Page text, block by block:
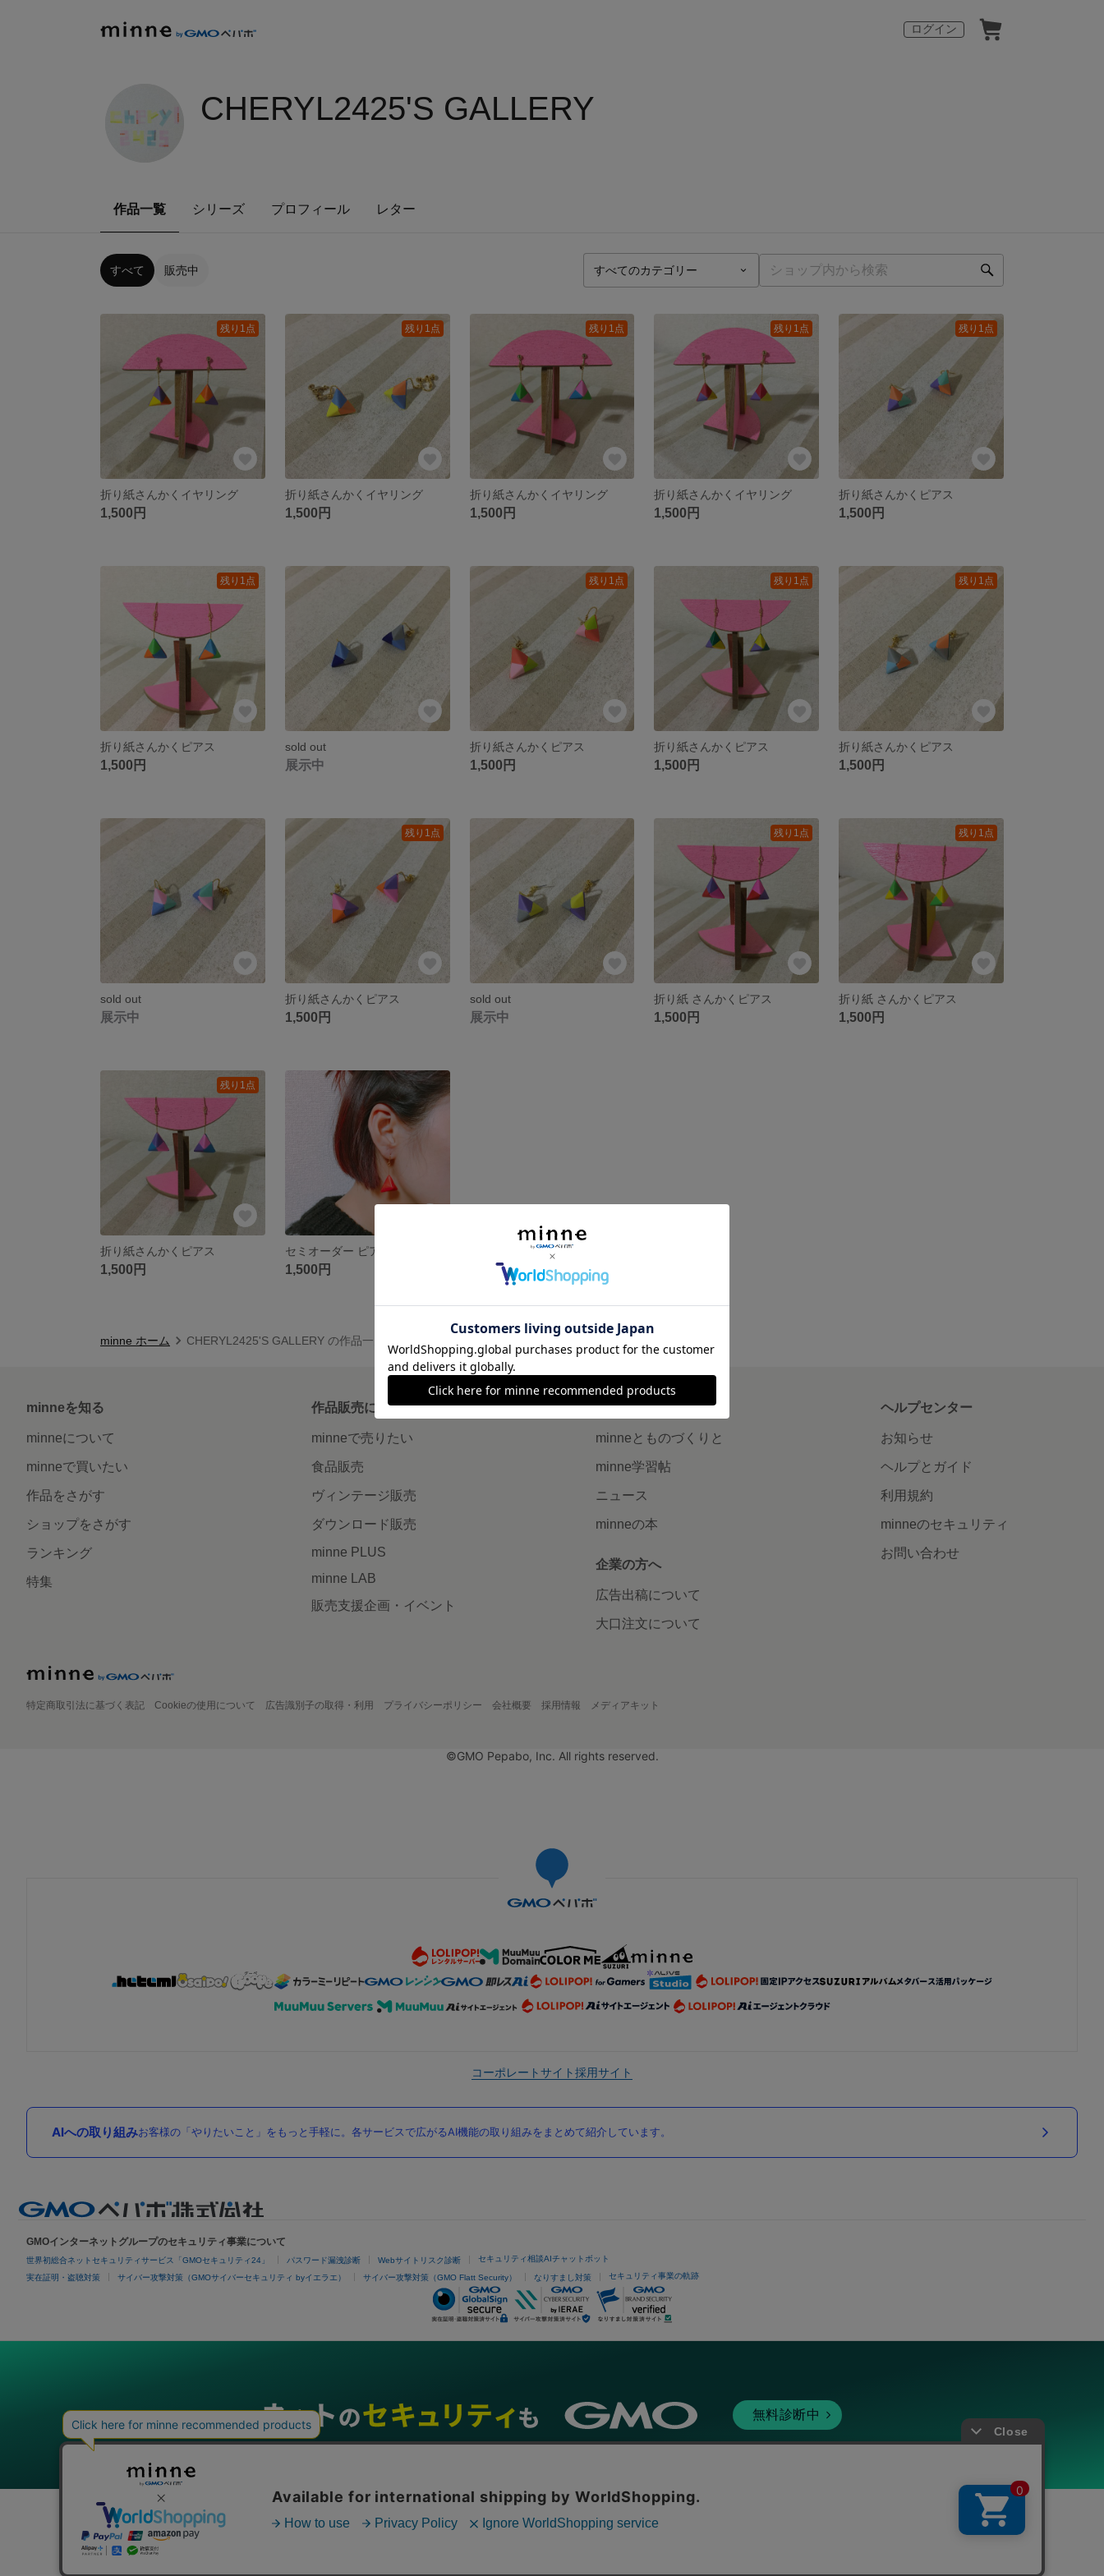
ログイン
CHERYL2425'S GALLERY
作品一覧 シリーズ プロフィール レター
すべて 販売中
残り1点
折り紙さんかくイヤリング
1,500円
残り1点
折り紙さんかくイヤリング
1,500円
残り1点
折り紙さんかくイヤリング
1,500円
残り1点
折り紙さんかくイヤリング
1,500円
残り1点
折り紙さんかくピアス
1,500円
残り1点
折り紙さんかくピアス
1,500円
sold out
展示中
残り1点
折り紙さんかくピアス
1,500円
残り1点
折り紙さんかくピアス
1,500円
残り1点
折り紙さんかくピアス
1,500円
sold out
展示中
残り1点
折り紙さんかくピアス
1,500円
sold out
展示中
残り1点
折り紙 さんかくピアス
1,500円
残り1点
折り紙 さんかくピアス
1,500円
残り1点
折り紙さんかくピアス
1,500円 1,500円
minne ホーム CHERYL2425'S GALLERY の作品一覧
minneを知る
minneについて
minneで買いたい
作品をさがす
ショップをさがす
ランキング
特集
作品販売について
minneで売りたい
食品販売
ヴィンテージ販売
ダウンロード販売
minne PLUS
minne LAB
販売支援企画・イベント
読みもの
minneとものづくりと
minne学習帖
ニュース
minneの本
企業の方へ
広告出稿について
大口注文について
ヘルプセンター
お知らせ
ヘルプとガイド
利用規約
minneのセキュリティ
お問い合わせ
特定商取引法に基づく表記 Cookieの使用について 広告識別子の取得・利用 プライバシーポリシー 会社概要 採用情報 メディアキット
©GMO Pepabo, Inc. All rights reserved.
コーポレートサイト採用サイト
AIへの取り組みお客様の「やりたいこと」をもっと手軽に。各サービスで広がるAI機能の取り組みをまとめて紹介しています。
GMOインターネットグループのセキュリティ事業について
世界初総合ネットセキュリティサービス「GMOセキュリティ24」 パスワード漏洩診断 Webサイトリスク診断 セキュリティ相談AIチャットボット
実在証明・盗聴対策 サイバー攻撃対策（GMOサイバーセキュリティ byイエラエ） サイバー攻撃対策（GMO Flatt Security） なりすまし対策 セキュリティ事業の軌跡
無料診断中
グループサービス
インターネットサービス